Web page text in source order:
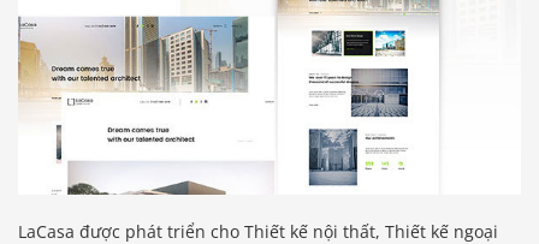
LaCasa được phát triển cho Thiết kế nội thất, Thiết kế ngoại